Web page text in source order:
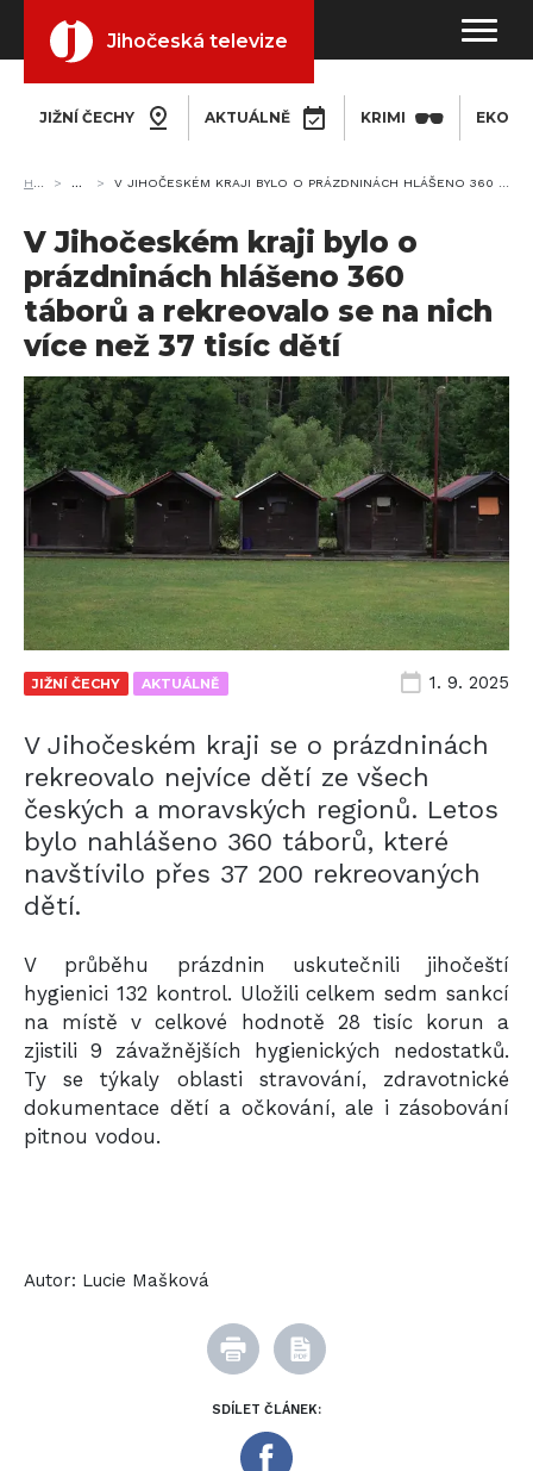
Jihočeská televize
JIŽNÍ ČECHY AKTUÁLNĚ KRIMI
HOME ZPRÁVYV JIHOČESKÉM KRAJI BYLO O PRÁZDNINÁCH HLÁŠENO 360 TÁBORŮ A REKREOVALO SE NA NICH VÍCE NEŽ 37 TISÍC DĚTÍ
V Jihočeském kraji bylo o
prázdninách hlášeno 360
táborů a rekreovalo se na nich
více než 37 tisíc dětí
SDÍLET ČLÁNEK:
JIŽNÍ ČECHY AKTUÁLNĚ 1. 9. 2025
V Jihočeském kraji se o prázdninách
rekreovalo nejvíce dětí ze všech
českých a moravských regionů. Letos
bylo nahlášeno 360 táborů, které
navštívilo přes 37 200 rekreovaných
dětí.
V průběhu prázdnin uskutečnili jihočeští
hygienici 132 kontrol. Uložili celkem sedm sankcí
na místě v celkové hodnotě 28 tisíc korun a
zjistili 9 závažnějších hygienických nedostatků.
Ty se týkaly oblasti stravování, zdravotnické
dokumentace dětí a očkování, ale i zásobování
pitnou vodou.
Autor: Lucie Mašková